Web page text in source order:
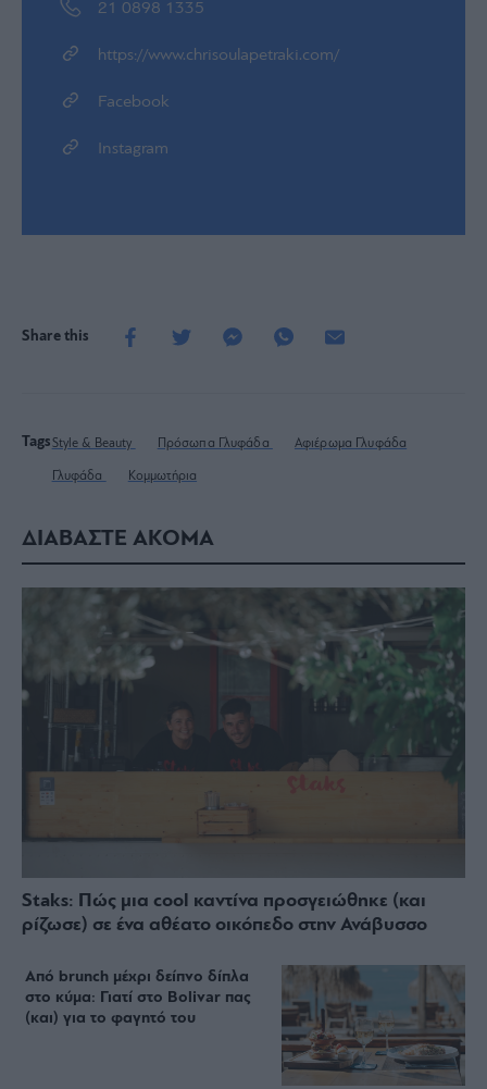
21 0898 1335
https://www.chrisoulapetraki.com/
Facebook
Instagram
Share this
TagsStyle & Beauty Πρόσωπα Γλυφάδα Αφιέρωμα Γλυφάδα
Γλυφάδα Κομμωτήρια
ΔΙΑΒΑΣΤΕ ΑΚΟΜΑ
Staks: Πώς μια cool καντίνα προσγειώθηκε (και
ρίζωσε) σε ένα αθέατο οικόπεδο στην Ανάβυσσο
Από brunch μέχρι δείπνο δίπλα
στο κύμα: Γιατί στο Bolivar πας
(και) για το φαγητό του